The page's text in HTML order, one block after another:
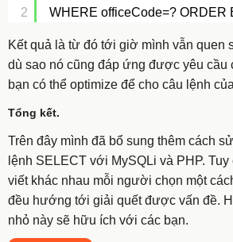
2
WHERE officeCode=? ORDER
Kết quả là từ đó tới giờ mình vẫn quen
dù sao nó cũng đáp ứng được yêu cầu
bạn có thể optimize để cho câu lệnh
Tổng kết.
Trên đây mình đã bổ sung thêm cách
lệnh SELECT với MySQLi và PHP.
viết khác nhau mỗi người chọn một
đều hướng tới giải quết được vấn đề.
nhỏ này sẽ hữu ích với các bạn.